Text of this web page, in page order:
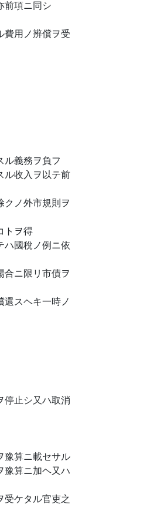
前項ニ同シ
費用ノ辨償ヲ受
ル義務ヲ負フ
ル收入ヲ以テ前
ノ外市規則ヲ
トヲ得
ハ國稅ノ例ニ依
ニ限リ市債ヲ
スヘキ一時ノ
停止シ又ハ取消
豫算ニ載セサル
豫算ニ加ヘ又ハ
ケタル官吏之